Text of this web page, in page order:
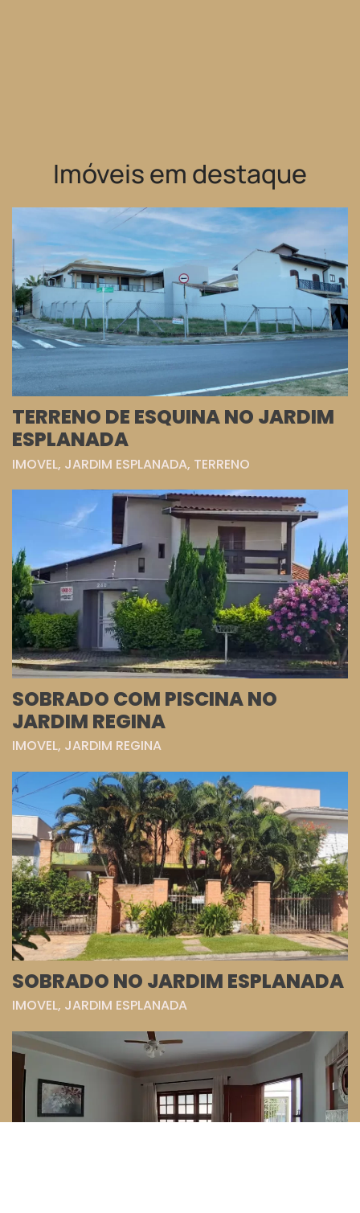
Imóveis em destaque
TERRENO DE ESQUINA NO JARDIM
ESPLANADA
IMOVEL, JARDIM ESPLANADA, TERRENO
SOBRADO COM PISCINA NO
JARDIM REGINA
IMOVEL, JARDIM REGINA
SOBRADO NO JARDIM ESPLANADA
IMOVEL, JARDIM ESPLANADA
©2025 Descubra Indaiatuba
by Leandro Araujo